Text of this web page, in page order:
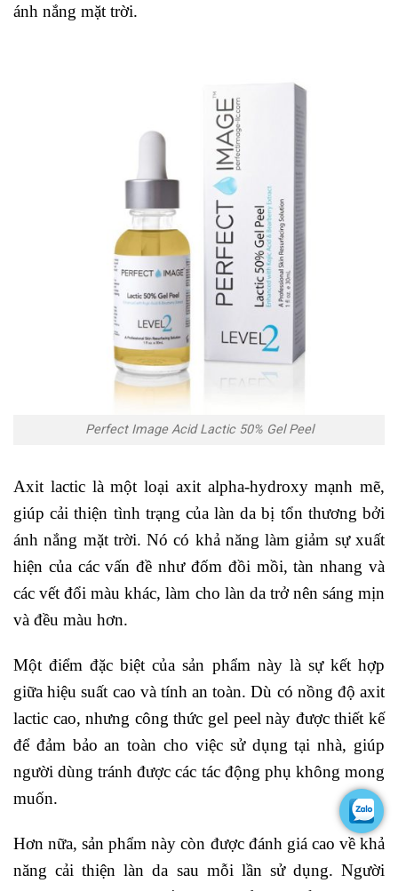
ánh nắng mặt trời.
Perfect Image Acid Lactic 50% Gel Peel
Axit lactic là một loại axit alpha-hydroxy mạnh mẽ,
giúp cải thiện tình trạng của làn da bị tổn thương bởi
ánh nắng mặt trời. Nó có khả năng làm giảm sự xuất
hiện của các vấn đề như đốm đồi mồi, tàn nhang và
các vết đổi màu khác, làm cho làn da trở nên sáng mịn
và đều màu hơn.
Một điểm đặc biệt của sản phẩm này là sự kết hợp
giữa hiệu suất cao và tính an toàn. Dù có nồng độ axit
lactic cao, nhưng công thức gel peel này được thiết kế
để đảm bảo an toàn cho việc sử dụng tại nhà, giúp
người dùng tránh được các tác động phụ không mong
muốn.
Hơn nữa, sản phẩm này còn được đánh giá cao về khả
năng cải thiện làn da sau mỗi lần sử dụng. Người